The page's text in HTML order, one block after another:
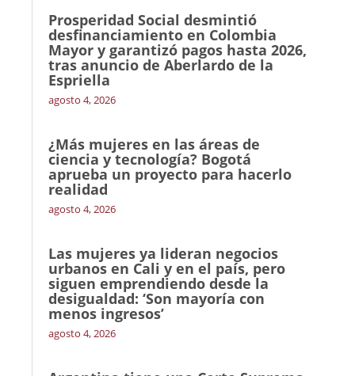
Prosperidad Social desmintió
desfinanciamiento en Colombia
Mayor y garantizó pagos hasta 2026,
tras anuncio de Aberlardo de la
Espriella
agosto 4, 2026
¿Más mujeres en las áreas de
ciencia y tecnología? Bogotá
aprueba un proyecto para hacerlo
realidad
agosto 4, 2026
Las mujeres ya lideran negocios
urbanos en Cali y en el país, pero
siguen emprendiendo desde la
desigualdad: ‘Son mayoría con
menos ingresos’
agosto 4, 2026